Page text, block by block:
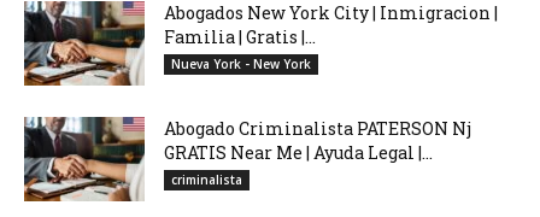
Abogados New York City | Inmigracion |
Familia | Gratis |...
Nueva York - New York
Abogado Criminalista PATERSON Nj
GRATIS Near Me | Ayuda Legal |...
criminalista